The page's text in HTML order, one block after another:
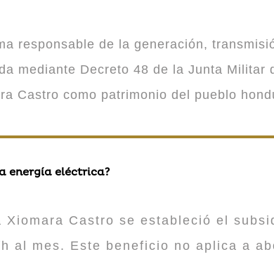
responsable de la generación,
mediante Decreto 48 de la Junta
Castro como patrimonio del pueblo
energía eléctrica?
Xiomara Castro se estableció el
al mes. Este beneficio no aplica a